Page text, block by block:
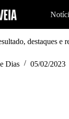
destaques e
Dias 05/02/2023